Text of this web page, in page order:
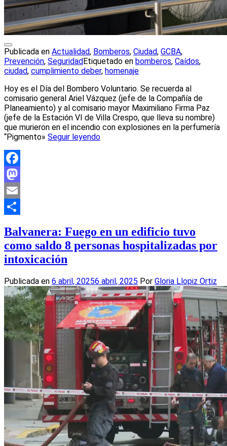
Publicada en Actualidad, Bomberos, Ciudad, GCBA,
Prevención, SeguridadEtiquetado en bomberos, Caídos,
ciudad, cumplimiento deber, homenaje
Hoy es el Día del Bombero Voluntario. Se recuerda al
comisario general Ariel Vázquez (jefe de la Compañía de
Planeamiento) y al comisario mayor Maximiliano Firma Paz
(jefe de la Estación VI de Villa Crespo, que lleva su nombre)
que murieron en el incendio con explosiones en la perfumería
“Pigmento» Seguir leyendo
Facebook
Mastodon
Email
Balvanera: Fuego en un edificio tuvo
como saldo 8 personas hospitalizadas por
intoxicación
Publicada en 6 abril, 20256 abril, 2025 Por Gloria Llopiz Ortiz